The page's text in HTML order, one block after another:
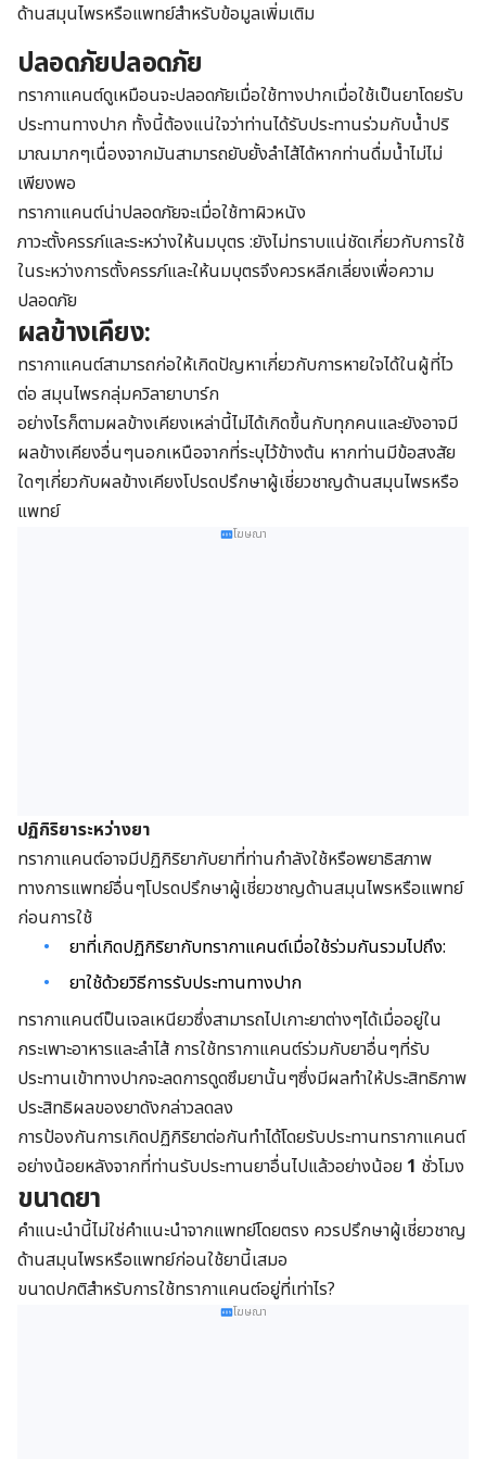
ด้านสมุนไพรหรือแพทย์สำหรับข้อมูลเพิ่มเติม
ปลอดภัยปลอดภัย
ทรากาแคนต์ดูเหมือนจะปลอดภัยเมื่อใช้ทางปากเมื่อใช้เป็นยาโดยรับ
ประทานทางปาก ทั้งนี้ต้องแน่ใจว่าท่านได้รับประทานร่วมกับน้ำปริ
มาณมากๆเนื่องจากมันสามารถยับยั้งลำไส้ได้หากท่านดื่มน้ำไม่ไม่
เพียงพอ
ทรากาแคนต์น่าปลอดภัยจะเมื่อใช้ทาผิวหนัง
ภาวะตั้งครรภ์และระหว่างให้นมบุตร :ยังไม่ทราบแน่ชัดเกี่ยวกับการใช้
ในระหว่างการตั้งครรภ์และให้นมบุตรจึงควรหลีกเลี่ยงเพื่อความ
ปลอดภัย
ผลข้างเคียง:
ทรากาแคนต์สามารถก่อให้เกิดปัญหาเกี่ยวกับการหายใจได้ในผู้ที่ไว
ต่อ สมุนไพรกลุ่มควิลายาบาร์ก
อย่างไรก็ตามผลข้างเคียงเหล่านี้ไม่ได้เกิดขึ้นกับทุกคนและยังอาจมี
ผลข้างเคียงอื่นๆนอกเหนือจากที่ระบุไว้ข้างต้น หากท่านมีข้อสงสัย
ใดๆเกี่ยวกับผลข้างเคียงโปรดปรึกษาผู้เชี่ยวชาญด้านสมุนไพรหรือ
แพทย์
โฆษณา
ปฏิกิริยาระหว่างยา
ทรากาแคนต์อาจมีปฏิกิริยากับยาที่ท่านกำลังใช้หรือพยาธิสภาพ
ทางการแพทย์อื่นๆโปรดปรึกษาผู้เชี่ยวชาญด้านสมุนไพรหรือแพทย์
ก่อนการใช้
ยาที่เกิดปฏิกิริยากับทรากาแคนต์เมื่อใช้ร่วมกันรวมไปถึง:
ยาใช้ด้วยวิธีการรับประทานทางปาก
ทรากาแคนต์ป็นเจลเหนียวซึ่งสามารถไปเกาะยาต่างๆได้เมื่ออยู่ใน
กระเพาะอาหารและลำไส้ การใช้ทรากาแคนต์ร่วมกับยาอื่นๆที่รับ
ประทานเข้าทางปากจะลดการดูดซึมยานั้นๆซึ่งมีผลทำให้ประสิทธิภาพ
ประสิทธิผลของยาดังกล่าวลดลง
การป้องกันการเกิดปฏิกิริยาต่อกันทำได้โดยรับประทานทรากาแคนต์
อย่างน้อยหลังจากที่ท่านรับประทานยาอื่นไปแล้วอย่างน้อย 1 ชั่วโมง
ขนาดยา
คำแนะนำนี้ไม่ใช่คำแนะนำจากแพทย์โดยตรง ควรปรึกษาผู้เชี่ยวชาญ
ด้านสมุนไพรหรือแพทย์ก่อนใช้ยานี้เสมอ
ขนาดปกติสำหรับการใช้ทรากาแคนต์อยู่ที่เท่าไร?
โฆษณา